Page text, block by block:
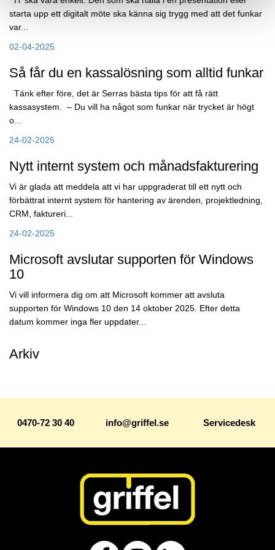
starta upp ett digitalt möte ska känna sig trygg med att det funkar
var...
02-04-2025
Så får du en kassalösning som alltid funkar
Tänk efter före, det är Serras bästa tips för att få rätt
kassasystem. – Du vill ha något som funkar när trycket är högt
o...
24-02-2025
Nytt internt system och månadsfakturering
Vi är glada att meddela att vi har uppgraderat till ett nytt och
förbättrat internt system för hantering av ärenden, projektledning,
CRM, faktureri...
24-02-2025
Microsoft avslutar supporten för Windows
10
Vi vill informera dig om att Microsoft kommer att avsluta
supporten för Windows 10 den 14 oktober 2025. Efter detta
datum kommer inga fler uppdater...
Arkiv
0470-72 30 40 info@griffel.se Servicedesk